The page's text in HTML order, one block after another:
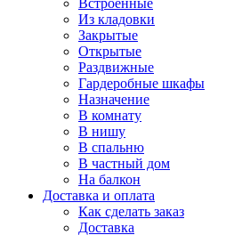
Встроенные
Из кладовки
Закрытые
Открытые
Раздвижные
Гардеробные шкафы
Назначение
В комнату
В нишу
В спальню
В частный дом
На балкон
Доставка и оплата
Как сделать заказ
Доставка